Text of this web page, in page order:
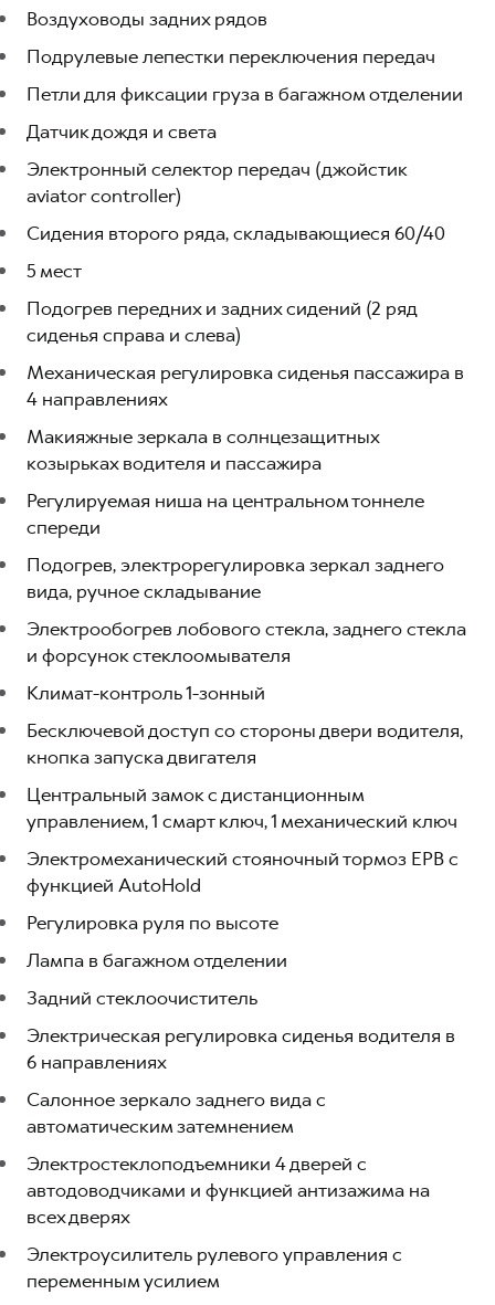
Воздуховоды задних рядов
Подрулевые лепестки переключения передач
Петли для фиксации груза в багажном отделении
Датчик дождя и света
Электронный селектор передач (джойстик
aviator controller)
Сидения второго ряда, складывающиеся 60/40
5 мест
Подогрев передних и задних сидений (2 ряд
сиденья справа и слева)
Механическая регулировка сиденья пассажира в
4 направлениях
Макияжные зеркала в солнцезащитных
козырьках водителя и пассажира
Регулируемая ниша на центральном тоннеле
спереди
Подогрев, электрорегулировка зеркал заднего
вида, ручное складывание
Электрообогрев лобового стекла, заднего стекла
и форсунок стеклоомывателя
Климат-контроль 1-зонный
Бесключевой доступ со стороны двери водителя,
кнопка запуска двигателя
Центральный замок с дистанционным
управлением, 1 смарт ключ, 1 механический ключ
Электромеханический стояночный тормоз EPB с
функцией AutoHold
Регулировка руля по высоте
Лампа в багажном отделении
Задний стеклоочиститель
Электрическая регулировка сиденья водителя в
6 направлениях
Салонное зеркало заднего вида с
автоматическим затемнением
Электростеклоподъемники 4 дверей с
автодоводчиками и функцией антизажима на
всех дверях
Электроусилитель рулевого управления с
переменным усилием